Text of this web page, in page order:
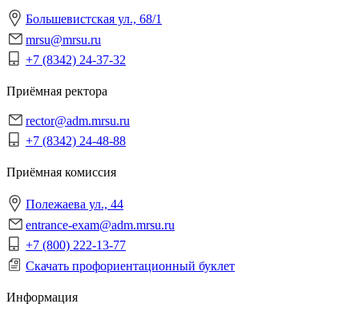
Большевистская ул., 68/1
mrsu@mrsu.ru
+7 (8342) 24-37-32
Приёмная ректора
rector@adm.mrsu.ru
+7 (8342) 24-48-88
Приёмная комиссия
Полежаева ул., 44
entrance-exam@adm.mrsu.ru
+7 (800) 222-13-77
Скачать профориентационный буклет
Информация